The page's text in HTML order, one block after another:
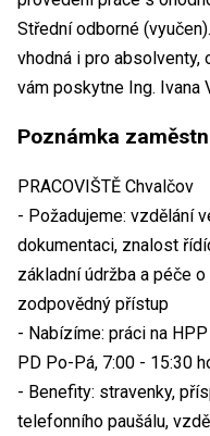
Střední odborné
vhodná i pro
vám poskytne Ing. Ivana
Poznámka
PRACOVIŠTĚ Chvalčov
- Požadujeme: vzdělání
dokumentaci, znalost
základní údržba a péče
zodpovědný přístup
- Nabízíme: práci na
PD Po-Pá, 7:00 - 15:30
- Benefity: stravenky,
telefonního paušálu,